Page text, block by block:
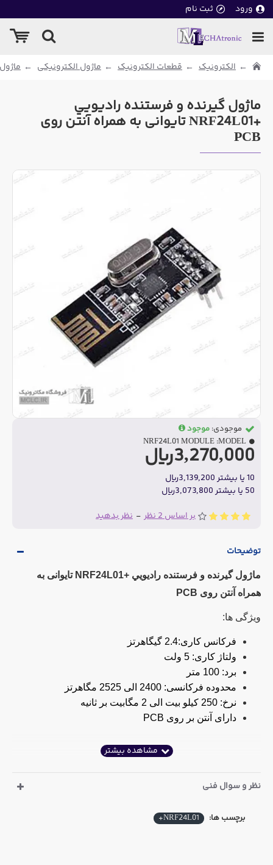
ورود ثبت نام
الکترونیک قطعات الکترونیک ماژول الکترونیکی
ماژول گيرنده و فرستنده راديويي
+NRF24L01 تایوانی به همراه آنتن روی
PCB
بر اساس 2 نظر - نظر بدهید
3,270,000ریال
10 یا بیشتر 3,139,200ریال
50 یا بیشتر 3,073,800ریال
موجودی: موجود
MODEL:
NRF24L01 MODULE
توضیحات
ماژول گيرنده و فرستنده راديويي +NRF24L01 تایوانی به
همراه آنتن روی PCB
ویژگی ها:
فرکانس کاری:2.4 گيگاهرتز
ولتاژ کاری: 5 ولت
برد: 100 متر
محدوده فرکانسی: 2400 الی 2525 مگاهرتز
نرخ: 250 کیلو بیت الی 2 مگابیت بر ثانیه
دارای آنتن بر روی PCB
نظر و سوال فنی
برچسب ها: NRF24L01+